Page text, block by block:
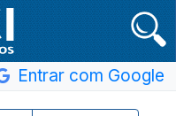
Entrar com Google